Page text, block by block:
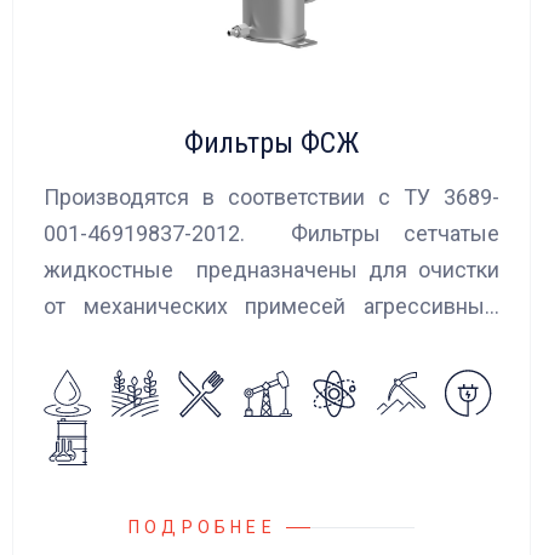
Фильтры ФСЖ
Производятся в соответствии с ТУ 3689-
001-46919837-2012. Фильтры сетчатые
жидкостные предназначены для очистки
от механических примесей агрессивных,
и суспензий. Фильтры устанавливаются
на всасывающих линиях дозировочных
насосных агрегатов и установок.
ПОДРОБНЕЕ